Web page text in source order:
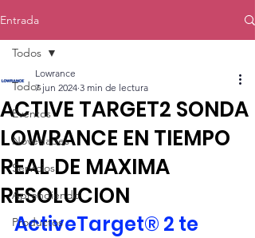
Entrada
Todos
Eventos
Novedades
Servicios
Aprendiendo
Productos
Todos
ACTIVE TARGET2 SONDA
LOWRANCE EN TIEMPO
REAL DE MAXIMA
RESOLUCION
Lowrance
7 jun 2024 3 min de lectura
ActiveTarget® 2 te